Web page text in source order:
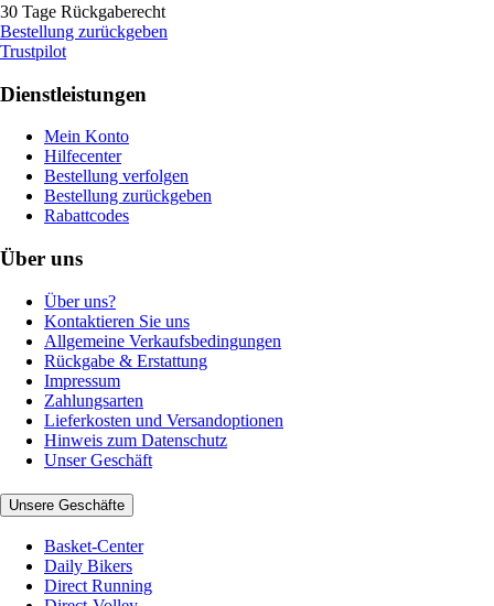
30 Tage Rückgaberecht
Bestellung zurückgeben
Trustpilot
Dienstleistungen
Mein Konto
Hilfecenter
Bestellung verfolgen
Bestellung zurückgeben
Rabattcodes
Über uns
Über uns?
Kontaktieren Sie uns
Allgemeine Verkaufsbedingungen
Rückgabe & Erstattung
Impressum
Zahlungsarten
Lieferkosten und Versandoptionen
Hinweis zum Datenschutz
Unser Geschäft
Unsere Geschäfte
Basket-Center
Daily Bikers
Direct Running